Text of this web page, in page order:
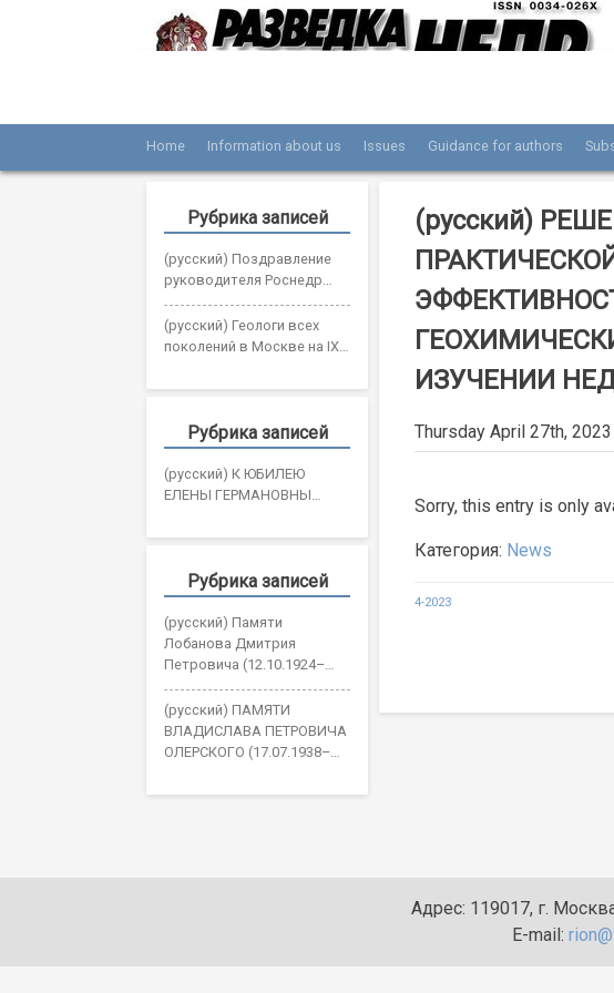
Журнал «Разведка и охрана недр»
Мы рады вас приветствовать на сайте журнала
Home Information about us Issues Guidance for authors
(русский)
ИЗУЧЕНИИ
Thursday April 27th, 2023
Sorry, this entry is only
Категория: News
Post
4-2023
Рубрика записей
(русский) Поздравление
руководителя Роснедр
Олега Казанова с Днем
геолога
(русский) Геологи всех
поколений в Москве на IX
геологов
Рубрика записей
(русский) К ЮБИЛЕЮ
ЕЛЕНЫ ГЕРМАНОВНЫ
Рубрика записей
(русский) Памяти
Лобанова Дмитрия
Петровича (12.10.1924–
30.05.2026)
(русский) ПАМЯТИ
ВЛАДИСЛАВА ПЕТРОВИЧА
ОЛЕРСКОГО (17.07.1938–
Адрес: 119017, г.
E-mail: